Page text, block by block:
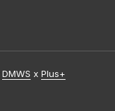
DMWS x Plus+